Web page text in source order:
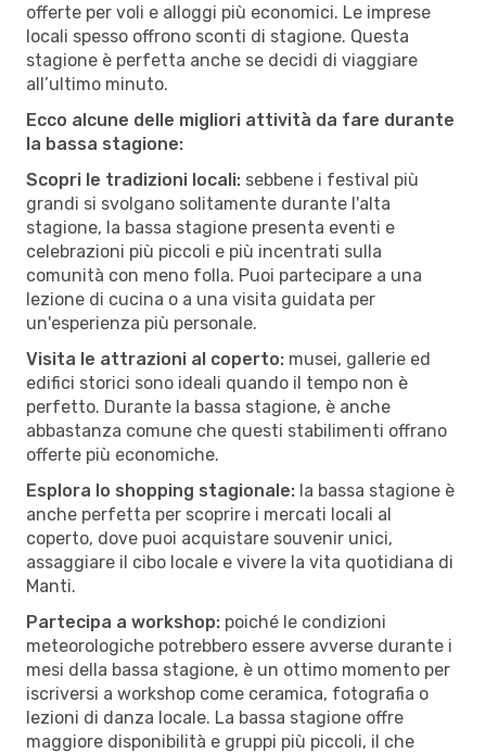
offerte per voli e alloggi più economici. Le imprese
locali spesso offrono sconti di stagione. Questa
stagione è perfetta anche se decidi di viaggiare
all’ultimo minuto.
Ecco alcune delle migliori attività da fare durante
la bassa stagione:
Scopri le tradizioni locali: sebbene i festival più
grandi si svolgano solitamente durante l'alta
stagione, la bassa stagione presenta eventi e
celebrazioni più piccoli e più incentrati sulla
comunità con meno folla. Puoi partecipare a una
lezione di cucina o a una visita guidata per
un'esperienza più personale.
Visita le attrazioni al coperto: musei, gallerie ed
edifici storici sono ideali quando il tempo non è
perfetto. Durante la bassa stagione, è anche
abbastanza comune che questi stabilimenti offrano
offerte più economiche.
Esplora lo shopping stagionale: la bassa stagione è
anche perfetta per scoprire i mercati locali al
coperto, dove puoi acquistare souvenir unici,
assaggiare il cibo locale e vivere la vita quotidiana di
Manti.
Partecipa a workshop: poiché le condizioni
meteorologiche potrebbero essere avverse durante i
mesi della bassa stagione, è un ottimo momento per
iscriversi a workshop come ceramica, fotografia o
lezioni di danza locale. La bassa stagione offre
maggiore disponibilità e gruppi più piccoli, il che